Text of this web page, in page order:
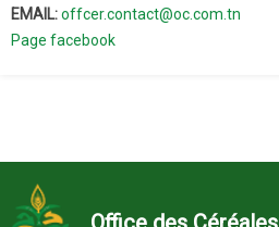
EMAIL:offcer.contact@oc.com.tn
Page facebook